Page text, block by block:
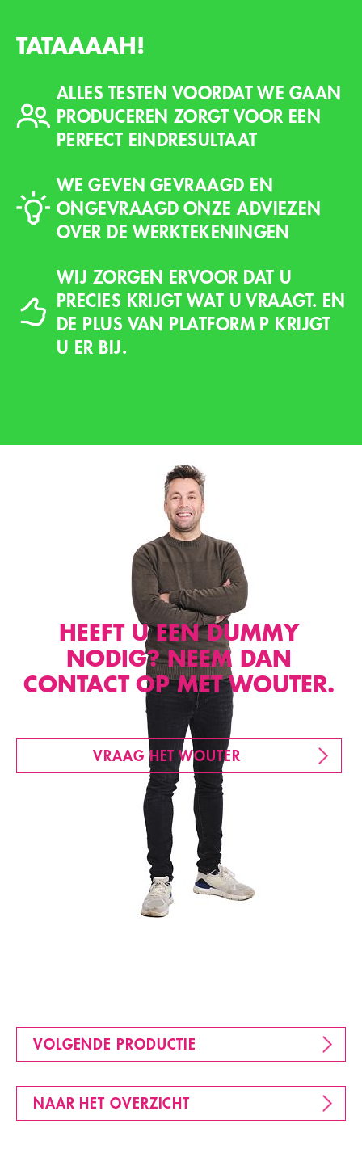
TATAAAAH!
ALLES TESTEN VOORDAT WE GAAN
PRODUCEREN ZORGT VOOR EEN
PERFECT EINDRESULTAAT
WE GEVEN GEVRAAGD EN
ONGEVRAAGD ONZE ADVIEZEN
OVER DE WERKTEKENINGEN
WIJ ZORGEN ERVOOR DAT U
PRECIES KRIJGT WAT U VRAAGT. EN
DE PLUS VAN PLATFORM P KRIJGT
U ER BIJ.
HEEFT U EEN DUMMY
NODIG? NEEM DAN
CONTACT OP MET WOUTER.
VRAAG HET WOUTER
VOLGENDE PRODUCTIE
NAAR HET OVERZICHT